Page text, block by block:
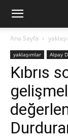
Ana Sayfa
yaklaşımlar Alpay
Kıbrıs